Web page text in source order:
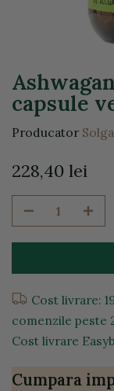
capsule
Producator
228,40 lei
Cost livrare:
comenzile peste
Cost livrare
Cumpara